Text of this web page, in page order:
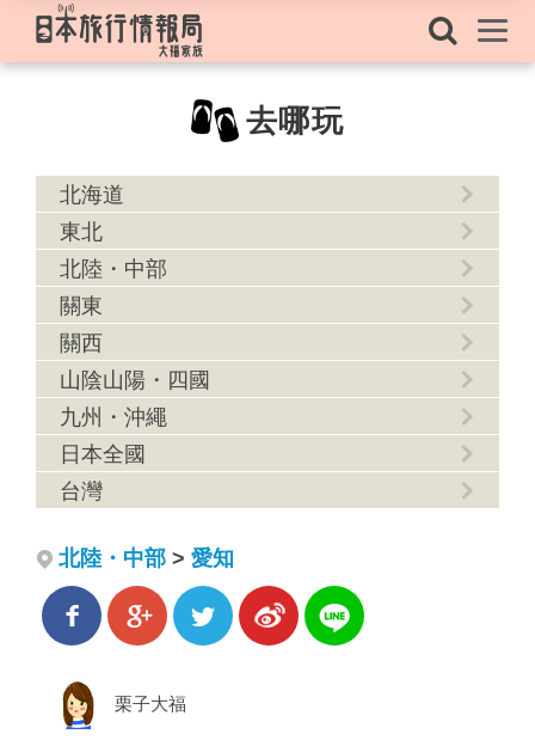
去哪玩
北海道
東北
北陸・中部
關東
關西
山陰山陽・四國
九州・沖繩
日本全國
台灣
北陸・中部 > 愛知
栗子大福